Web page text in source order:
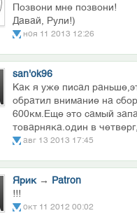
Позвони мне позвони!
Давай, Рули!)
ноя 11 2013 12:26
san'ok96
Как я уже писал
обратил внимание на
600км.Еще это самый
товарняка.один в
авг 13 2013 17:45
Ярик→
Patron
!!!
окт 11 2012 00:02